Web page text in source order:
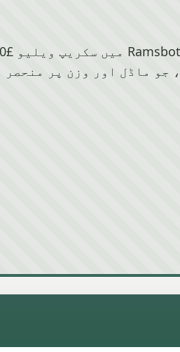
جو ماڈل اور وزن پر منحصر